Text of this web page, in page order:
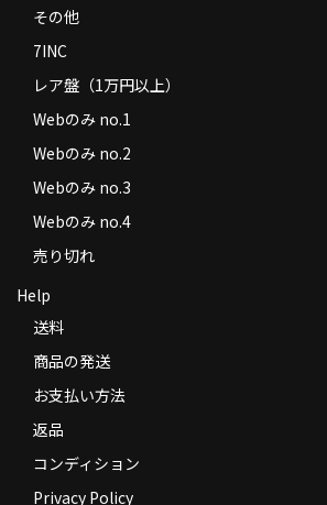
その他
7INC
レア盤（1万円以上）
Webのみ no.1
Webのみ no.2
Webのみ no.3
Webのみ no.4
売り切れ
Help
送料
商品の発送
お支払い方法
返品
コンディション
Privacy Policy